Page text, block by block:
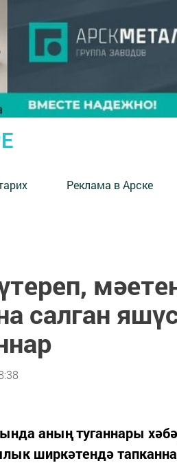
Реклама в Арске
салган
аның туганнары
ширкәтендә